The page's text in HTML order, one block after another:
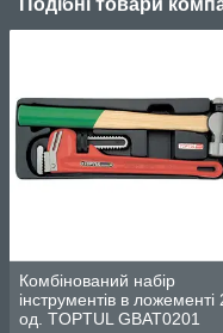
Подібні товари
Комбінований набір
інструментів в ложементі
од. TOPTUL GBAT0201